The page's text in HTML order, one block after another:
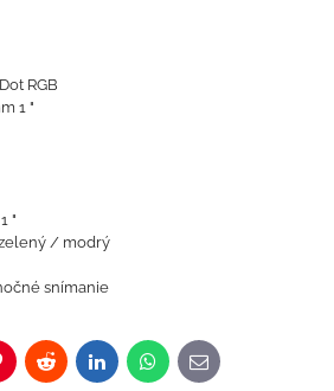
RGB
1 "
"
/ modrý
snímanie
Reddit LinkedInWhatsApp
E-
mail